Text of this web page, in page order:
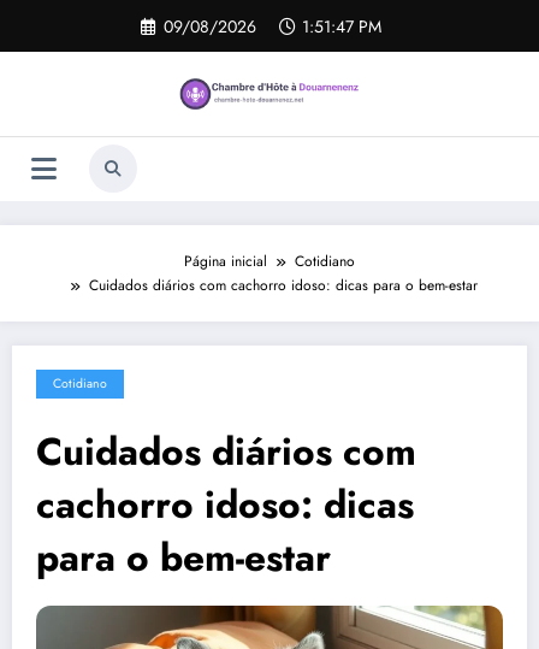
o
09/08/2026 1:51:47 PM
Página inicial
Cotidiano
Cuidados diários com cachorro idoso: dicas para o bem-estar
Cotidiano
Cuidados diários com
cachorro idoso: dicas
para o bem-estar